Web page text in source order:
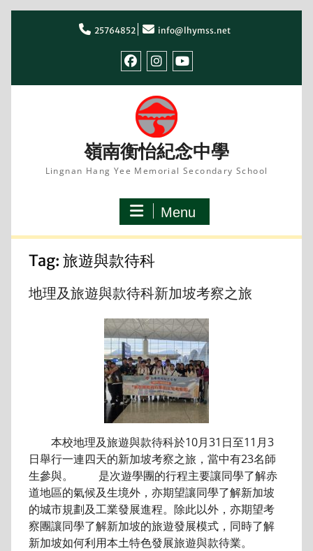
25764852 info@lhymss.net
嶺南衡怡紀念中學
Lingnan Hang Yee Memorial Secondary School
Menu
Tag: 旅遊與款待科
地理及旅遊與款待科新加坡考察之旅
本校地理及旅遊與款待科於10月31日至11月3
日舉行一連四天的新加坡考察之旅，當中有23名師
生參與。 是次遊學團的行程主要讓同學了解赤
道地區的氣候及生境外，亦期望讓同學了解新加坡
的城市規劃及工業發展進程。除此以外，亦期望考
察團讓同學了解新加坡的旅遊發展模式，同時了解
新加坡如何利用本土特色發展旅遊與款待業。